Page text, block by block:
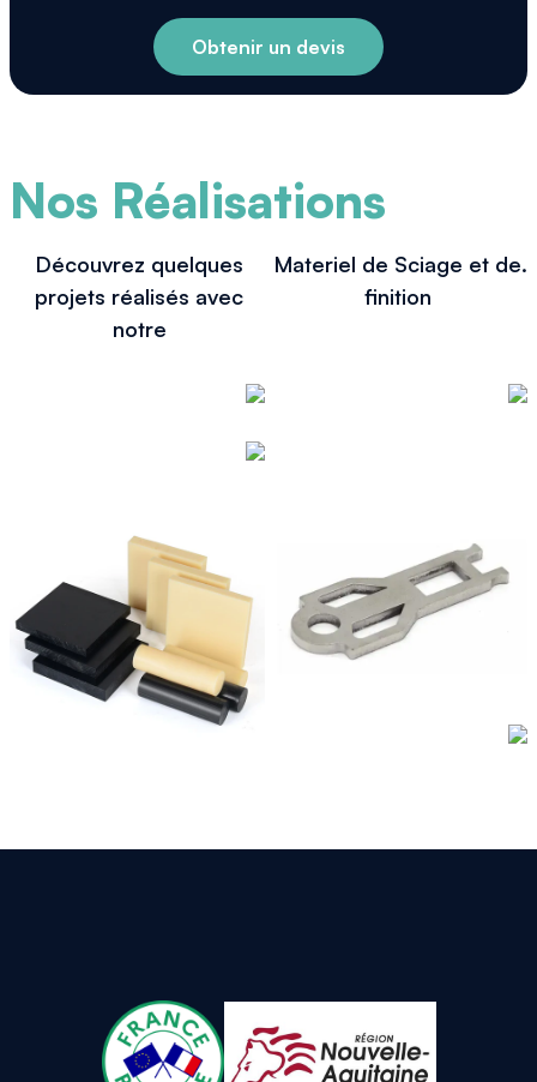
Obtenir un devis
Nos Réalisations
Découvrez quelques
projets réalisés avec
notre
Materiel de Sciage et de
finition
.